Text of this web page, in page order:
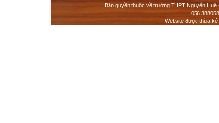
Bản quyền thuộc về trường THPT Nguyễn
Website được thừa